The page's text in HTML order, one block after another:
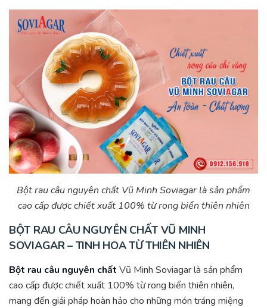
Bột rau câu nguyên chất Vũ Minh Soviagar là sản phẩm
cao cấp được chiết xuất 100% từ rong biển thiên nhiên
BỘT RAU CÂU NGUYÊN CHẤT VŨ MINH
SOVIAGAR – TINH HOA TỪ THIÊN NHIÊN
Bột rau câu nguyên chất Vũ Minh Soviagar là sản phẩm
cao cấp được chiết xuất 100% từ rong biển thiên nhiên,
mang đến giải pháp hoàn hảo cho những món tráng miệng